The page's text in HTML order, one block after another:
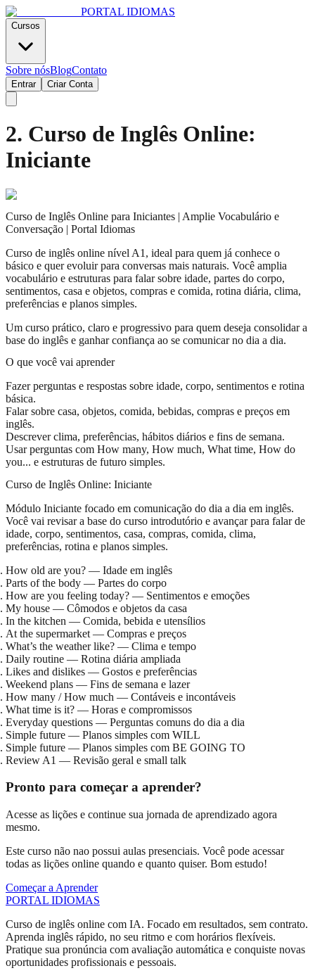
PORTAL IDIOMAS
Cursos
Sobre nósBlogContato
Entrar Criar Conta
2. Curso de Inglês Online:
Iniciante
Curso de Inglês Online para Iniciantes | Amplie Vocabulário e
Conversação | Portal Idiomas
Curso de inglês online nível A1, ideal para quem já conhece o
básico e quer evoluir para conversas mais naturais. Você amplia
vocabulário e estruturas para falar sobre idade, partes do corpo,
sentimentos, casa e objetos, compras e comida, rotina diária, clima,
preferências e planos simples.
Um curso prático, claro e progressivo para quem deseja consolidar a
base do inglês e ganhar confiança ao se comunicar no dia a dia.
O que você vai aprender
Fazer perguntas e respostas sobre idade, corpo, sentimentos e rotina
básica.
Falar sobre casa, objetos, comida, bebidas, compras e preços em
inglês.
Descrever clima, preferências, hábitos diários e fins de semana.
Usar perguntas com How many, How much, What time, How do
you... e estruturas de futuro simples.
Curso de Inglês Online: Iniciante
Módulo Iniciante focado em comunicação do dia a dia em inglês.
Você vai revisar a base do curso introdutório e avançar para falar de
idade, corpo, sentimentos, casa, compras, comida, clima,
preferências, rotina e planos simples.
How old are you? — Idade em inglês
Parts of the body — Partes do corpo
How are you feeling today? — Sentimentos e emoções
My house — Cômodos e objetos da casa
In the kitchen — Comida, bebida e utensílios
At the supermarket — Compras e preços
What’s the weather like? — Clima e tempo
Daily routine — Rotina diária ampliada
Likes and dislikes — Gostos e preferências
Weekend plans — Fins de semana e lazer
How many / How much — Contáveis e incontáveis
What time is it? — Horas e compromissos
Everyday questions — Perguntas comuns do dia a dia
Simple future — Planos simples com WILL
Simple future — Planos simples com BE GOING TO
Review A1 — Revisão geral e small talk
Pronto para começar a aprender?
Acesse as lições e continue sua jornada de aprendizado agora
mesmo.
Este curso não nao possui aulas presenciais. Você pode acessar
todas as lições online quando e quanto quiser. Bom estudo!
Começar a Aprender
PORTAL IDIOMAS
Curso de inglês online com IA. Focado em resultados, sem contrato.
Aprenda inglês rápido, no seu ritmo e com horários flexíveis.
Pratique sua pronúncia com avaliação automática e conquiste novas
oportunidades profissionais e pessoais.